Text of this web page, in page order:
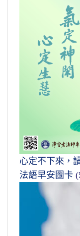
心定不下來，
法語早安圖卡